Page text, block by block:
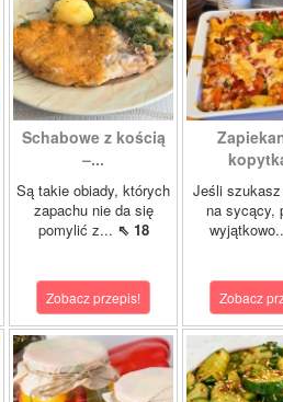
Schabowe z kością
–...
Są takie obiady, których
zapachu nie da się
pomylić z... ⇖ 18
Zobacz przepis!
Jeśli szukasz
na sycący,
Zobacz